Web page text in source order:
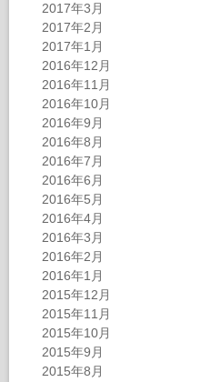
2017年3月
2017年2月
2017年1月
2016年12月
2016年11月
2016年10月
2016年9月
2016年8月
2016年7月
2016年6月
2016年5月
2016年4月
2016年3月
2016年2月
2016年1月
2015年12月
2015年11月
2015年10月
2015年9月
2015年8月